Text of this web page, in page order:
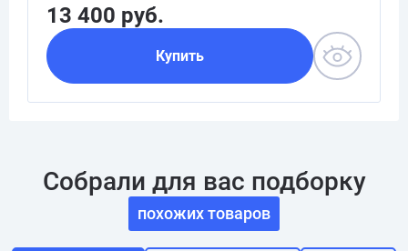
13 400 руб.
Купить
Собрали для вас подборку
похожих товаров